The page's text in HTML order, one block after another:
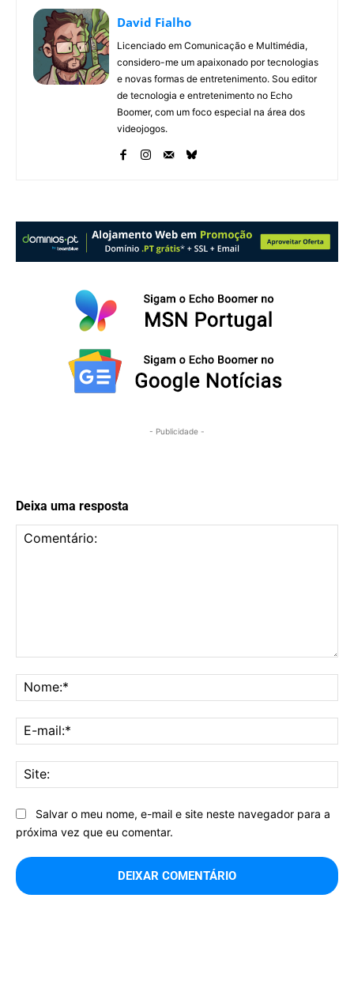
David Fialho
Licenciado em Comunicação e Multimédia,
considero-me um apaixonado por tecnologias
e novas formas de entretenimento. Sou editor
de tecnologia e entretenimento no Echo
Boomer, com um foco especial na área dos
videojogos.
- Publicidade -
Deixa uma resposta
Salvar o meu nome, e-mail e site neste navegador para a
próxima vez que eu comentar.